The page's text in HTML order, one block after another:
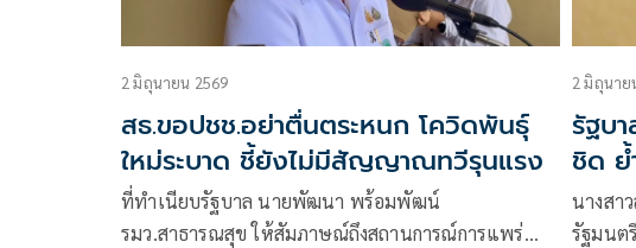
2 มิถุนายน 2569
สธ.ขอปชช.อย่าตื่นตระหนก โควิดพันธุ์
ใหม่ระบาด ชี้ยังไม่มีสัญญาณทวีรุนแรง
ที่ทําเนียบรัฐบาล นายพัฒนา พร้อมพัฒน์
รมว.สาธารณสุข ให้สัมภาษณ์ถึงสถานการณ์การแพร่
2 มิถุนาย
รัฐบ
ชิด ย้
นางสา
รัฐมนต